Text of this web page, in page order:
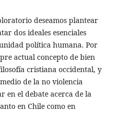
deseamos plantear
dos ideales esenciales
política humana. Por
actual concepto de bien
cristiana occidental, y
de la no violencia
en el debate acerca de la
en Chile como en